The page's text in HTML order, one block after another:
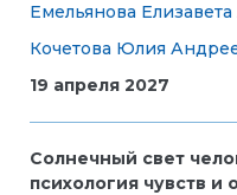
Емельянова
Кочетова Юлия
19 апреля 2027
Солнечный свет
психология чувств и